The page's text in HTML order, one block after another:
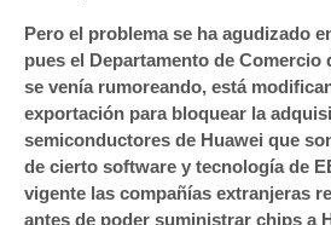
Pero el problema se ha agudizado
pues el Departamento de Comercio
se venía rumoreando, está
exportación para bloquear la
semiconductores de Huawei que
de cierto software y tecnología de
vigente las compañías extranjeras
antes de poder suministrar chips a